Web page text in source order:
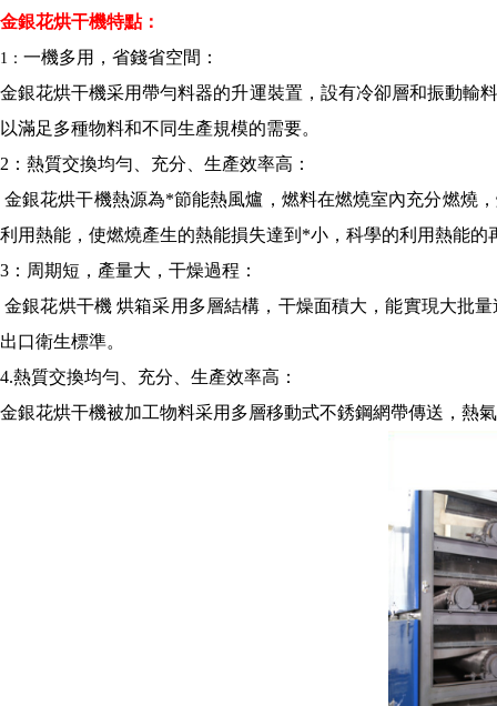
金銀花烘干機特點：
1： 一機多用，省錢省空間：
金銀花烘干機采用帶勻料器的升運裝置，設有冷卻層和振動輸
以滿足多種物料和不同生產規模的需要。
2：熱質交換均勻、充分、生產效率高：
金銀花烘干機熱源為*節能熱風爐，燃料在燃燒室內充分燃燒
利用熱能，使燃燒產生的熱能損失達到*小，科學的利用熱能的
3：周期短，產量大，干燥過程：
金銀花烘干機 烘箱采用多層結構，干燥面積大，能實現大批
出口衛生標準。
4.熱質交換均勻、充分、生產效率高：
金銀花烘干機被加工物料采用多層移動式不銹鋼網帶傳送，熱